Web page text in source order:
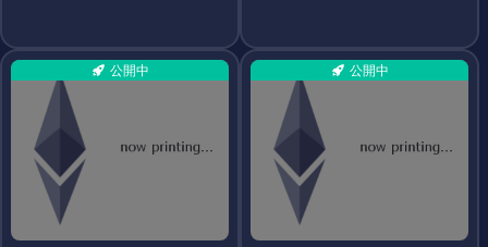
公開中 公開中